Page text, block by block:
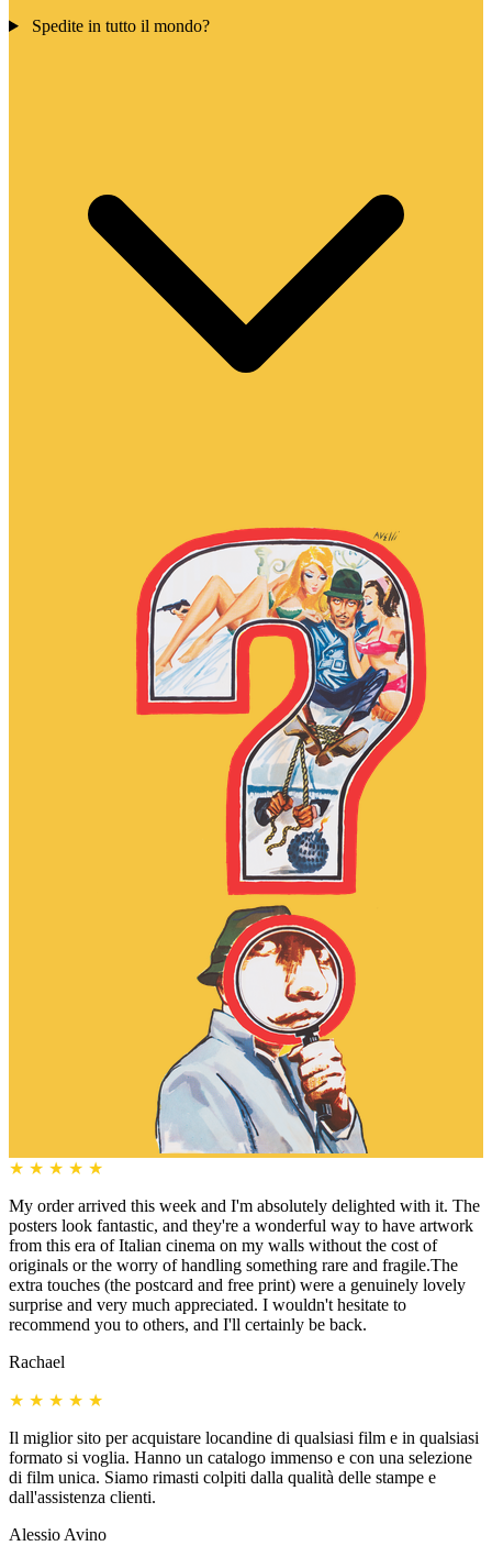
Spedite in tutto il mondo?
★ ★ ★ ★ ★
My order arrived this week and I'm absolutely delighted with it. The
posters look fantastic, and they're a wonderful way to have artwork
from this era of Italian cinema on my walls without the cost of
originals or the worry of handling something rare and fragile.The
extra touches (the postcard and free print) were a genuinely lovely
surprise and very much appreciated. I wouldn't hesitate to
recommend you to others, and I'll certainly be back.
Rachael
★ ★ ★ ★ ★
Il miglior sito per acquistare locandine di qualsiasi film e in qualsiasi
formato si voglia. Hanno un catalogo immenso e con una selezione
di film unica. Siamo rimasti colpiti dalla qualità delle stampe e
dall'assistenza clienti.
Alessio Avino